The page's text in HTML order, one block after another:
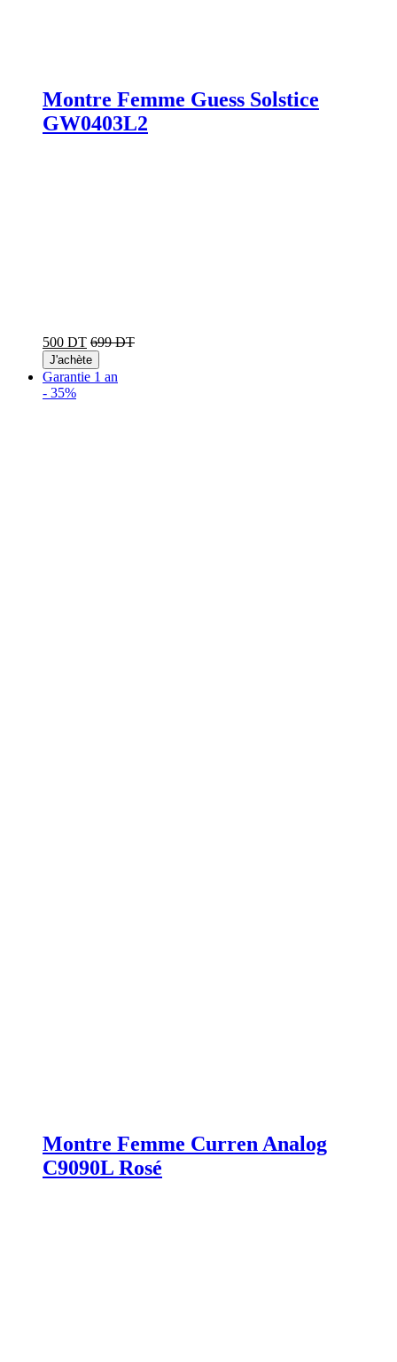
Montre Femme Guess Solstice
GW0403L2
500 DT 699 DT
J'achète
Garantie 1 an
- 35%
Montre Femme Curren Analog
C9090L Rosé